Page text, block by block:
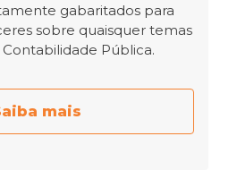
gabaritados para
sobre quaisquer temas
Pública.
mais